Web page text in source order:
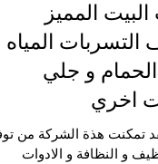
المميز
المياه
و جلي
اخري
تمكنت هذة الشركة من
و النظافة و الادوات